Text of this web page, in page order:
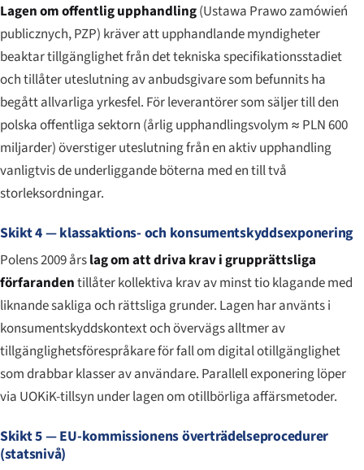
Lagen om offentlig upphandling(Ustawa Prawo zamówień
publicznych, PZP) kräver att upphandlande myndigheter
beaktar tillgänglighet från det tekniska specifikationsstadiet
och tillåter uteslutning av anbudsgivare som befunnits ha
begått allvarliga yrkesfel. För leverantörer som säljer till den
polska offentliga sektorn (årlig upphandlingsvolym ≈ PLN 600
miljarder) överstiger uteslutning från en aktiv upphandling
vanligtvis de underliggande böterna med en till två
storleksordningar.
Skikt 4 — klassaktions- och konsumentskyddsexponering
Polens 2009 årslag om att driva krav i grupprättsliga
förfarandentillåter kollektiva krav av minst tio klagande med
liknande sakliga och rättsliga grunder. Lagen har använts i
konsumentskyddskontext och övervägs alltmer av
tillgänglighetsförespråkare för fall om digital otillgänglighet
som drabbar klasser av användare. Parallell exponering löper
via UOKiK-tillsyn under lagen om otillbörliga affärsmetoder.
Skikt 5 — EU-kommissionens överträdelseprocedurer
(statsnivå)